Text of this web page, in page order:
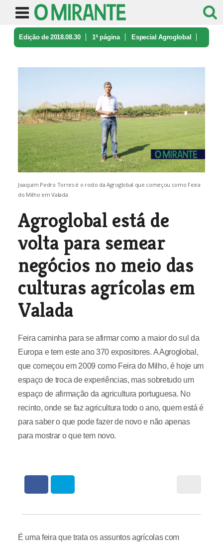
Edição de 2018.08.30 1ª página Especial Agroglobal
Joaquim Pedro Torres é o rosto da Agroglobal que começou como Feira
do Milho em Valada
Agroglobal está de
volta para semear
negócios no meio das
culturas agrícolas em
Valada
Feira caminha para se afirmar como a maior do sul da
Europa e tem este ano 370 expositores. A Agroglobal,
que começou em 2009 como Feira do Milho, é hoje um
espaço de troca de experiências, mas sobretudo um
espaço de afirmação da agricultura portuguesa. No
recinto, onde se faz agricultura todo o ano, quem está é
para saber o que pode fazer de novo e não apenas
para mostrar o que tem novo.
É uma feira que trata os assuntos agrícolas com